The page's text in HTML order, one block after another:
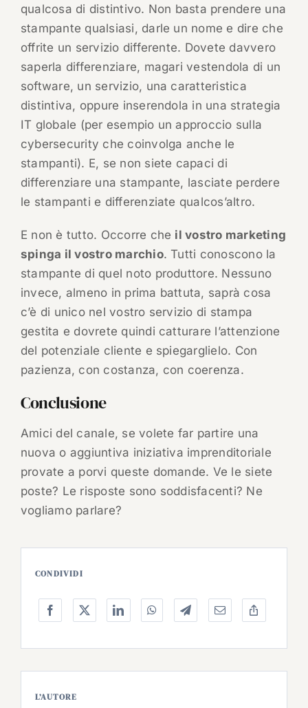
qualcosa di distintivo. Non basta prendere una
stampante qualsiasi, darle un nome e dire che
offrite un servizio differente. Dovete davvero
saperla differenziare, magari vestendola di un
software, un servizio, una caratteristica
distintiva, oppure inserendola in una strategia
IT globale (per esempio un approccio sulla
cybersecurity che coinvolga anche le
stampanti). E, se non siete capaci di
differenziare una stampante, lasciate perdere
le stampanti e differenziate qualcos’altro.
E non è tutto. Occorre che il vostro marketing
spinga il vostro marchio. Tutti conoscono la
stampante di quel noto produttore. Nessuno
invece, almeno in prima battuta, saprà cosa
c’è di unico nel vostro servizio di stampa
gestita e dovrete quindi catturare l’attenzione
del potenziale cliente e spiegarglielo. Con
pazienza, con costanza, con coerenza.
Conclusione
Amici del canale, se volete far partire una
nuova o aggiuntiva iniziativa imprenditoriale
provate a porvi queste domande. Ve le siete
poste? Le risposte sono soddisfacenti? Ne
vogliamo parlare?
CONDIVIDI
L’AUTORE